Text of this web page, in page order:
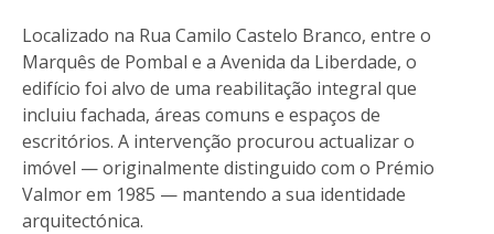
Localizado na Rua Camilo Castelo Branco, entre o
Marquês de Pombal e a Avenida da Liberdade, o
edifício foi alvo de uma reabilitação integral que
incluiu fachada, áreas comuns e espaços de
escritórios. A intervenção procurou actualizar o
imóvel — originalmente distinguido com o Prémio
Valmor em 1985 — mantendo a sua identidade
arquitectónica.